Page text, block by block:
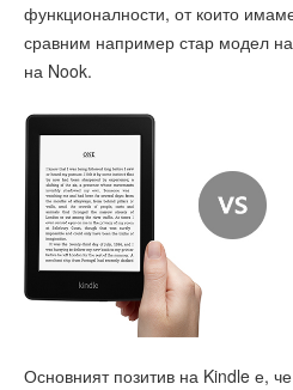
функционалности, от които
сравним например стар модел
на Nook.
Основният позитив на Kindle е,